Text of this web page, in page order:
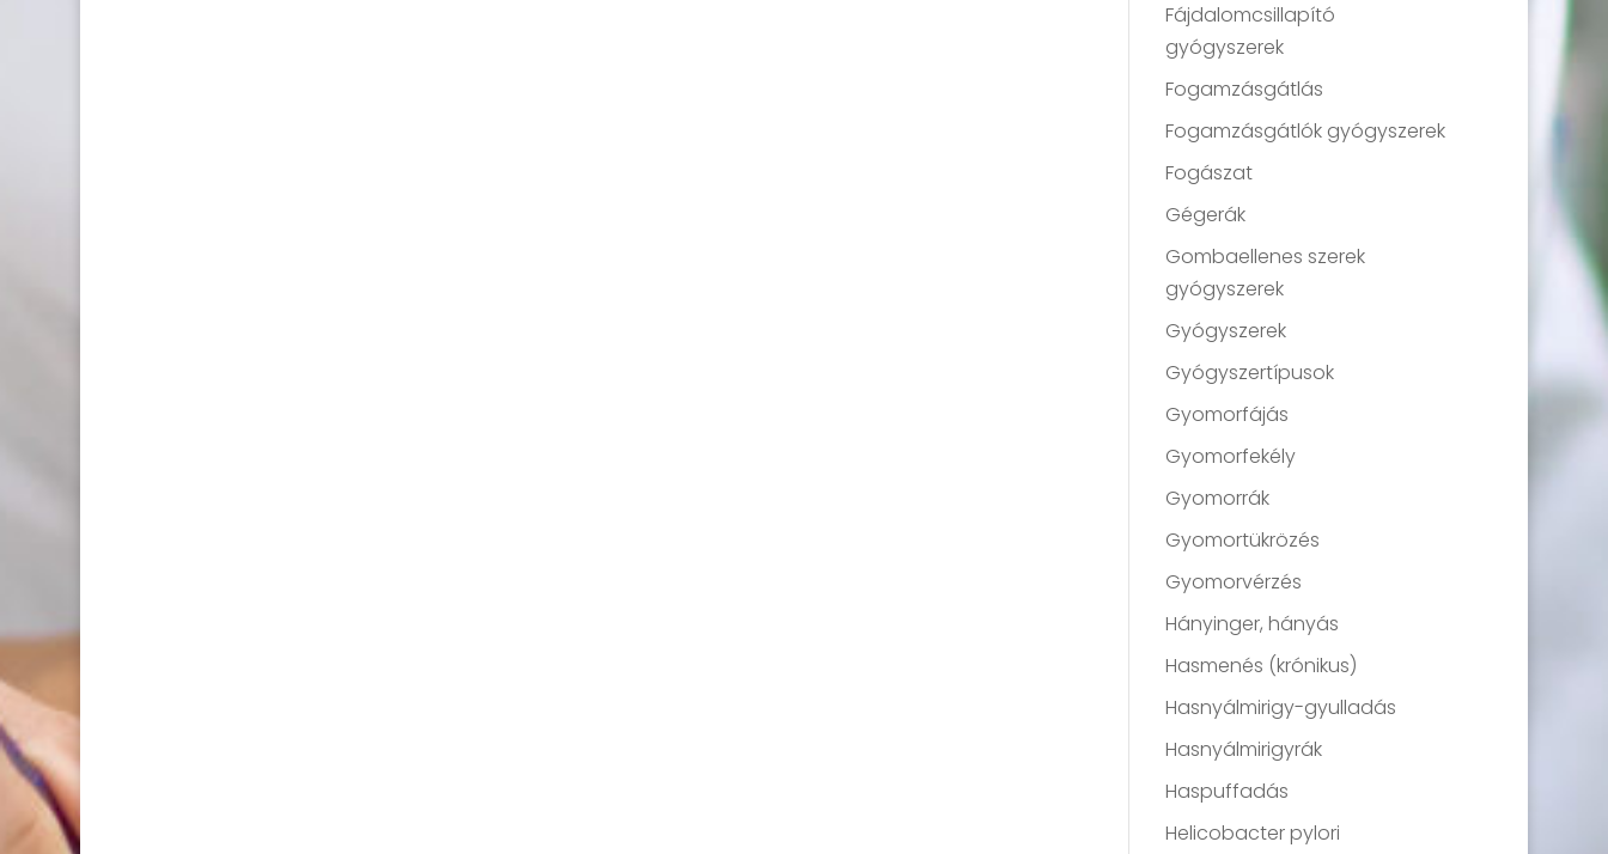
Fájdalomcsillapító
gyógyszerek
Fogamzásgátlás
Fogamzásgátlók gyógyszerek
Fogászat
Gégerák
Gombaellenes szerek
gyógyszerek
Gyógyszerek
Gyógyszertípusok
Gyomorfájás
Gyomorfekély
Gyomorrák
Gyomortükrözés
Gyomorvérzés
Hányinger, hányás
Hasmenés (krónikus)
Hasnyálmirigy-gyulladás
Hasnyálmirigyrák
Haspuffadás
Helicobacter pylori